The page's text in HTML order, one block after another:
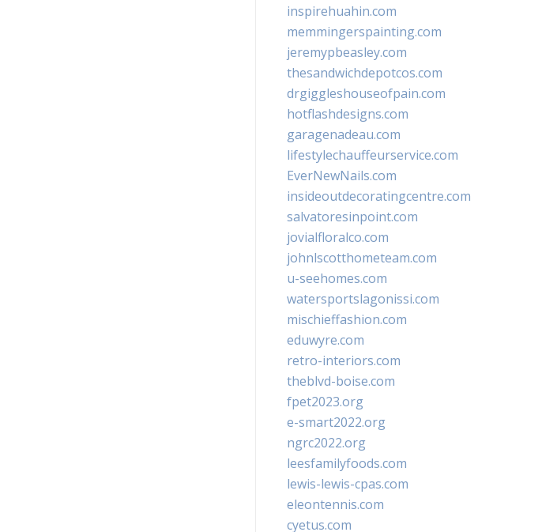
inspirehuahin.com
memmingerspainting.com
jeremypbeasley.com
thesandwichdepotcos.com
drgiggleshouseofpain.com
hotflashdesigns.com
garagenadeau.com
lifestylechauffeurservice.com
EverNewNails.com
insideoutdecoratingcentre.com
salvatoresinpoint.com
jovialfloralco.com
johnlscotthometeam.com
u-seehomes.com
watersportslagonissi.com
mischieffashion.com
eduwyre.com
retro-interiors.com
theblvd-boise.com
fpet2023.org
e-smart2022.org
ngrc2022.org
leesfamilyfoods.com
lewis-lewis-cpas.com
eleontennis.com
cyetus.com